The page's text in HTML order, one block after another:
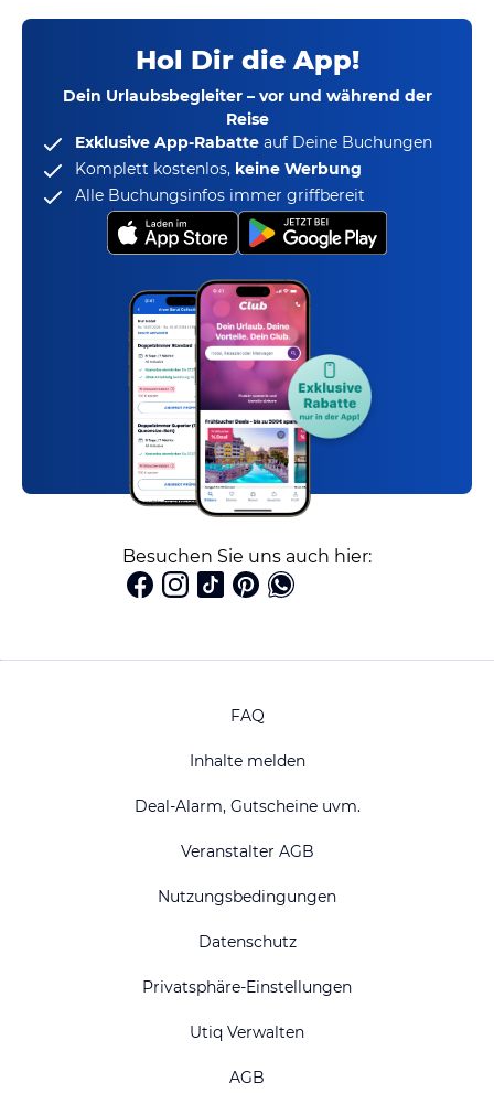
Hol Dir die App!
Dein Urlaubsbegleiter – vor und während der
Reise
Exklusive App-Rabatte auf Deine Buchungen
Komplett kostenlos, keine Werbung
Alle Buchungsinfos immer griffbereit
Besuchen Sie uns auch hier:
FAQ
Inhalte melden
Deal-Alarm, Gutscheine uvm.
Veranstalter AGB
Nutzungsbedingungen
Datenschutz
Privatsphäre-Einstellungen
Utiq Verwalten
AGB